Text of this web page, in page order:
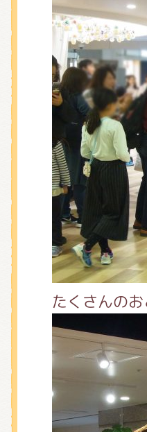
たくさんの